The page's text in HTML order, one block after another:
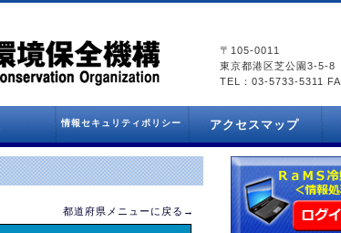
〒105-0011
東京都港区芝公園3-5-
TEL：03-5733-5311
情報セキュリティポリシー
情報セキュリティポリシー
プライバシーポリシー
アクセスマップ
都道府県メニューに戻る→